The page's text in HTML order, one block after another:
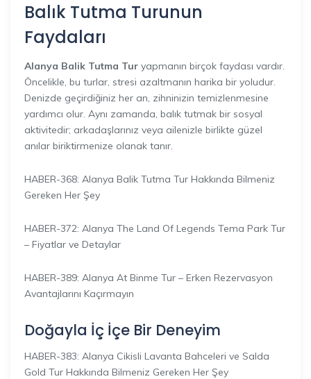
Balık Tutma Turunun
Faydaları
Alanya Balik Tutma Tur yapmanın birçok faydası vardır.
Öncelikle, bu turlar, stresi azaltmanın harika bir yoludur.
Denizde geçirdiğiniz her an, zihninizin temizlenmesine
yardımcı olur. Aynı zamanda, balık tutmak bir sosyal
aktivitedir; arkadaşlarınız veya ailenizle birlikte güzel
anılar biriktirmenize olanak tanır.
HABER-368: Alanya Balik Tutma Tur Hakkında Bilmeniz
Gereken Her Şey
HABER-372: Alanya The Land Of Legends Tema Park Tur
– Fiyatlar ve Detaylar
HABER-389: Alanya At Binme Tur – Erken Rezervasyon
Avantajlarını Kaçırmayın
Doğayla İç İçe Bir Deneyim
HABER-383: Alanya Cikisli Lavanta Bahceleri ve Salda
Gold Tur Hakkında Bilmeniz Gereken Her Şey